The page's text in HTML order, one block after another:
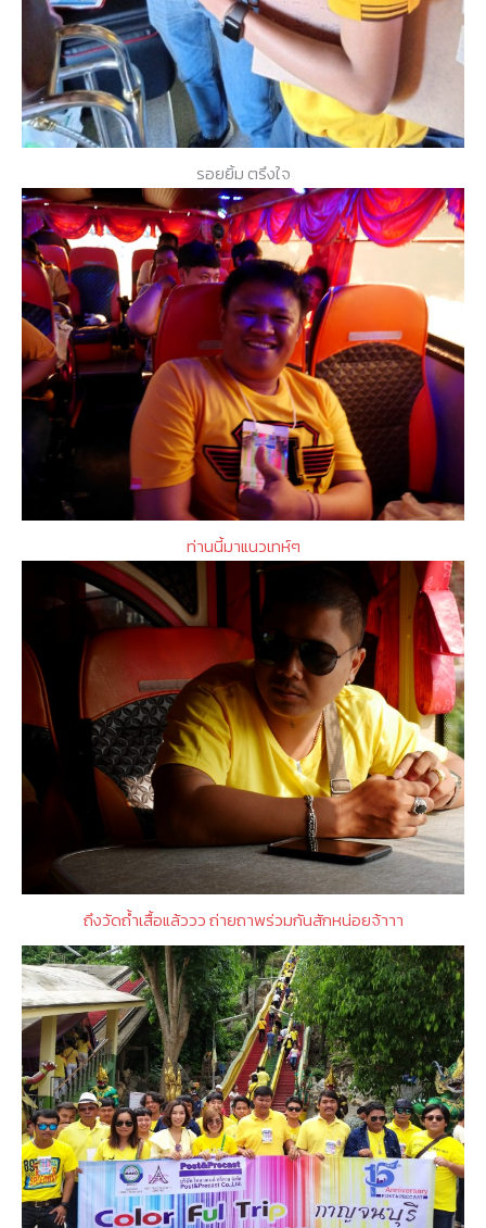
รอยยิ้ม ตรึงใจ
ท่านนี้มาแนวเทห์ๆ
ถึงวัดถ้ำเสื้อแล้ววว ถ่ายถาพร่วมกันสักหน่อยจ้าาา